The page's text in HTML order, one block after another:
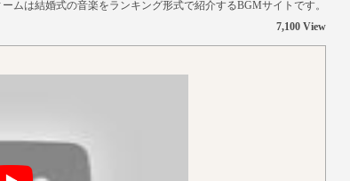
ムは結婚式の音楽をランキング形式で紹介するBGMサイトです。
7,100 View